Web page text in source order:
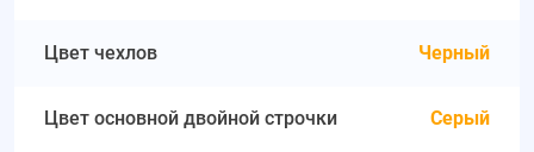
Цвет чехлов Черный
Цвет основной двойной строчки Серый